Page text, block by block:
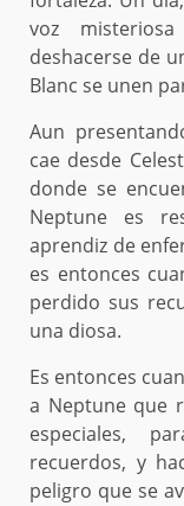
voz
deshacerse de
Blanc se unen
Aun
cae desde
donde se
Neptune es
aprendiz de
es entonces
perdido sus
una diosa.
Es entonces
a Neptune que
especiales,
recuerdos, y
peligro que se